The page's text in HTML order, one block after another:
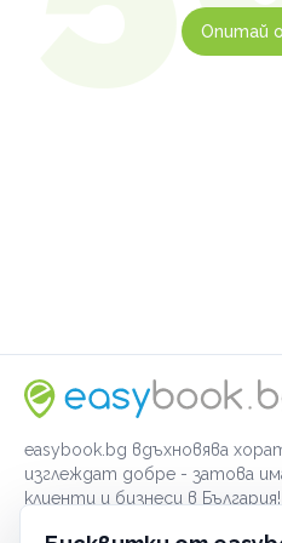
Опитай
easybook.bg вдъхновява
изглеждат добре - затова
клиенти и бизнеси в България!